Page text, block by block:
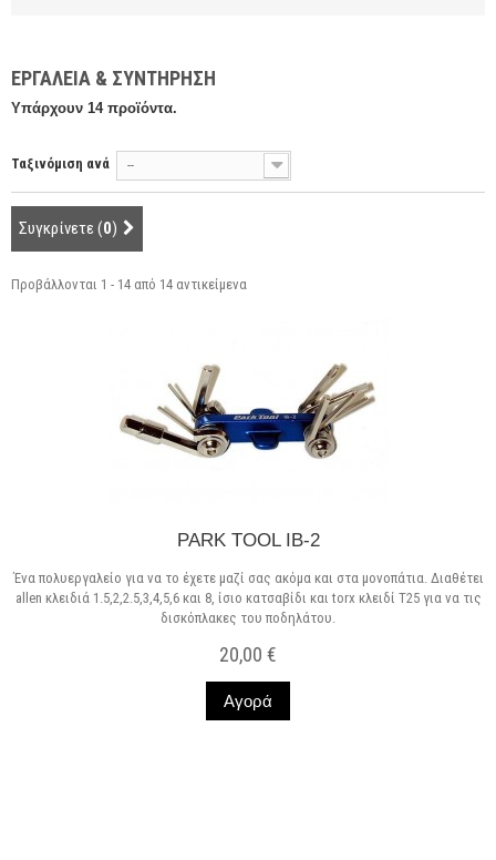
ΕΡΓΑΛΕΙΑ & ΣΥΝΤΗΡΗΣΗ
Υπάρχουν 14 προϊόντα.
Ταξινόμιση ανά --
Συγκρίνετε (0)
Προβάλλονται 1 - 14 από 14 αντικείμενα
PARK TOOL IB-2
Ένα πολυεργαλείο για να το έχετε μαζί σας ακόμα και στα μονοπάτια. Διαθέτει
allen κλειδιά 1.5,2,2.5,3,4,5,6 και 8, ίσιο κατσαβίδι και torx κλειδί Τ25 για να τις
δισκόπλακες του ποδηλάτου.
20,00 €
Αγορά